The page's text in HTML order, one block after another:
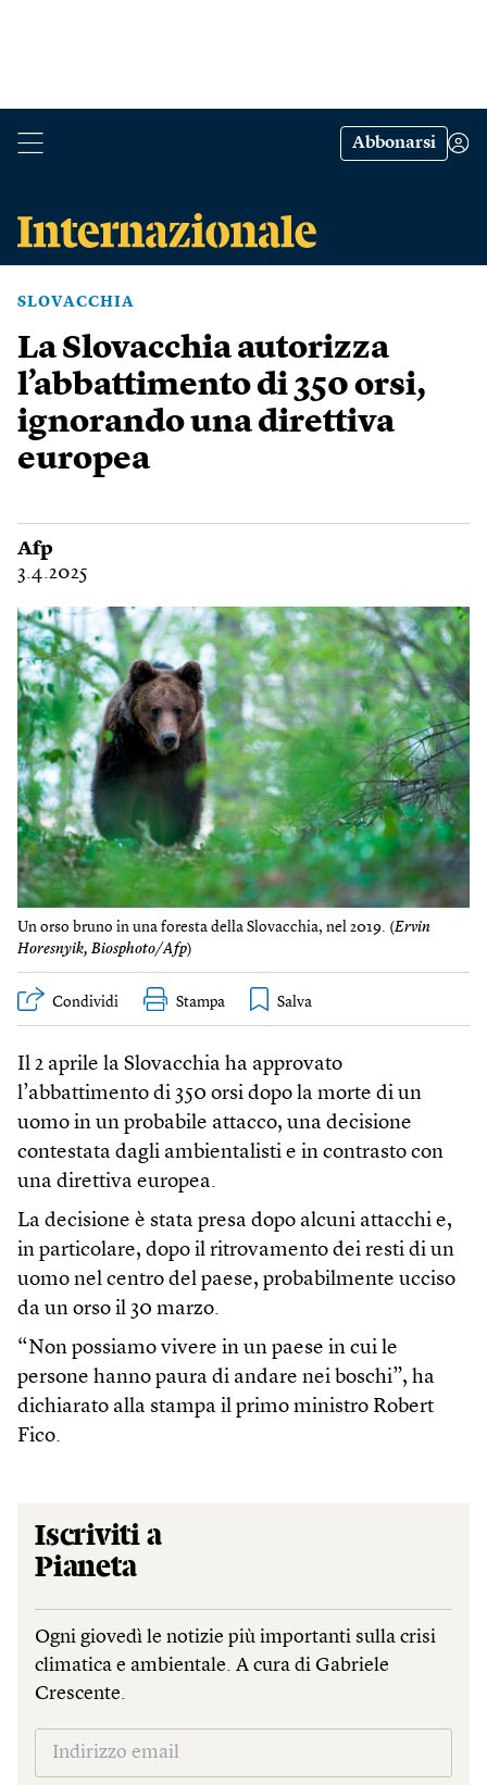
Abbonarsi
SLOVACCHIA
La Slovacchia autorizza
l’abbattimento di 350 orsi,
ignorando una direttiva
europea
Afp
3.4.2025
Un orso bruno in una foresta della Slovacchia, nel 2019. (Ervin
Horesnyik, Biosphoto/Afp)
Condividi Stampa
Il 2 aprile la Slovacchia ha approvato
l’abbattimento di 350 orsi dopo la morte di un
uomo in un probabile attacco, una decisione
contestata dagli ambientalisti e in contrasto con
una direttiva europea.
La decisione è stata presa dopo alcuni attacchi e,
in particolare, dopo il ritrovamento dei resti di un
uomo nel centro del paese, probabilmente ucciso
da un orso il 30 marzo.
“Non possiamo vivere in un paese in cui le
persone hanno paura di andare nei boschi”, ha
dichiarato alla stampa il primo ministro Robert
Fico.
Iscriviti a
Pianeta
Ogni giovedì le notizie più importanti sulla crisi
climatica e ambientale. A cura di Gabriele
Crescente.